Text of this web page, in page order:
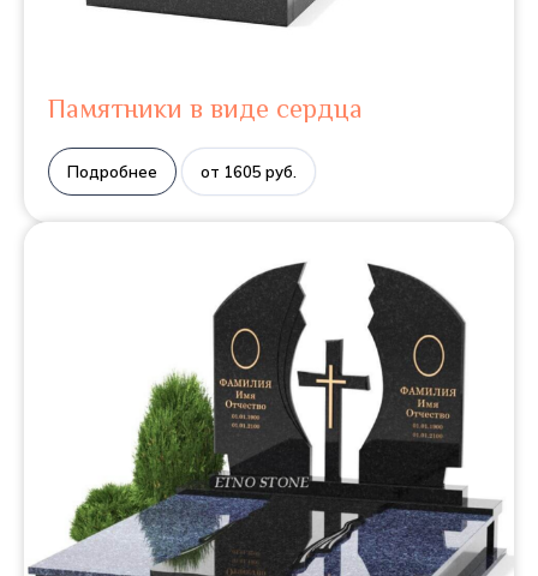
Памятники в виде сердца
Подробнее от 1605 руб.